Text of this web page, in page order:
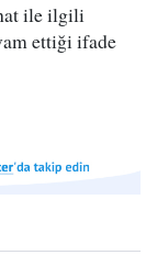
ile ilgili
ettiği ifade